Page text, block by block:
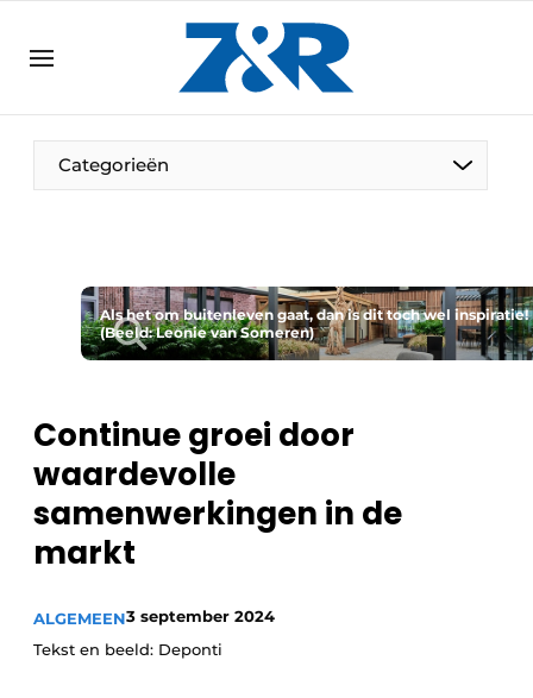
DE EN
NL
Categorieën
Als het om buitenleven gaat, dan is dit toch wel inspiratie!
(Beeld: Leonie van Someren)
Continue groei door
waardevolle
samenwerkingen in de
markt
ALGEMEEN3 september 2024
Tekst en beeld: Deponti